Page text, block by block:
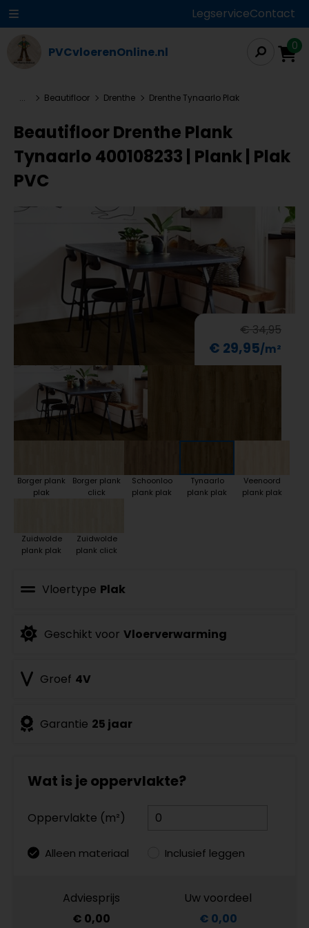
LegserviceContact
PVCvloerenOnline.nl 0
... Beautifloor Drenthe Drenthe Tynaarlo Plak
Beautifloor Drenthe Plank
Tynaarlo 400108233 | Plank | Plak
PVC
€ 34,95
€ 29,95
Borger plank
plak
Borger plank
click
Schoonloo
plank plak
Tynaarlo
plank plak
Veenoord
plank plak
Zuidwolde
plank plak
Zuidwolde
plank click
Vloertype Plak
Geschikt voor Vloerverwarming
Groef 4V
Garantie 25 jaar
Wat is je oppervlakte?
Oppervlakte (m²)
Alleen materiaal Inclusief leggen
Adviesprijs
€ 0,00
Uw voordeel
€ 0,00